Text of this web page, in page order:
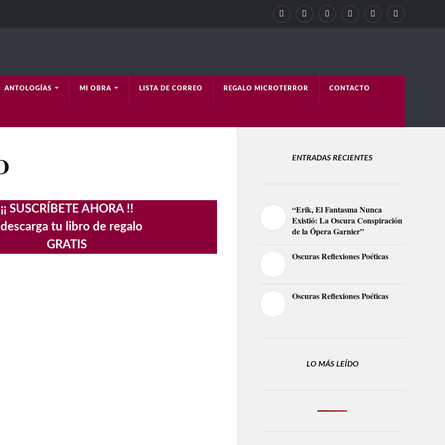
ANTOLOGÍAS MI OBRA LISTA DE CORREO REGALO MICROTERROR CONTACTO
¡¡ SUSCRÍBETE AHORA !!
tu libro de regalo
GRATIS
ENTRADAS RECIENTES
“Erik, El Fantasma Nunca
Existió: La Oscura Conspiración
de la Ópera Garnier”
Oscuras Reflexiones Poéticas
Oscuras Reflexiones Poéticas
LO MÁS LEÍDO